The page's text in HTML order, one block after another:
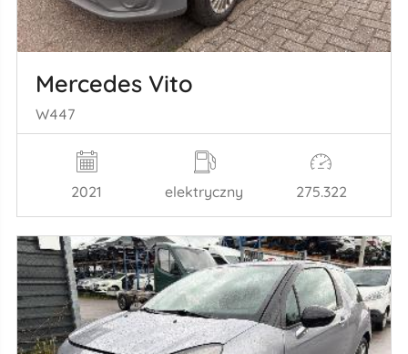
Mercedes Vito
W447
2021 elektryczny 275.322